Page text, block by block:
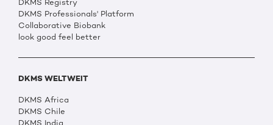
DKMS Registry
DKMS Professionals' Platform
Collaborative Biobank
look good feel better
DKMS WELTWEIT
DKMS Africa
DKMS Chile
DKMS India